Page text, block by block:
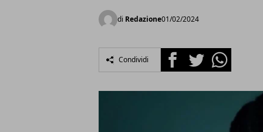
di Redazione01/02/2024
Condividi FacebookTwitterWhatsapp